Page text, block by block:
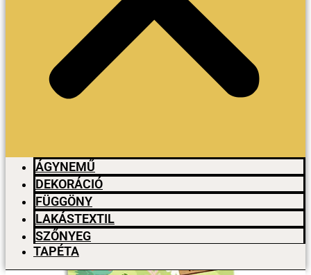
ÁGYNEMŰ
DEKORÁCIÓ
FÜGGÖNY
LAKÁSTEXTIL
SZŐNYEG
TAPÉTA